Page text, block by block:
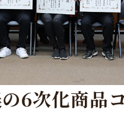
の6次化商品